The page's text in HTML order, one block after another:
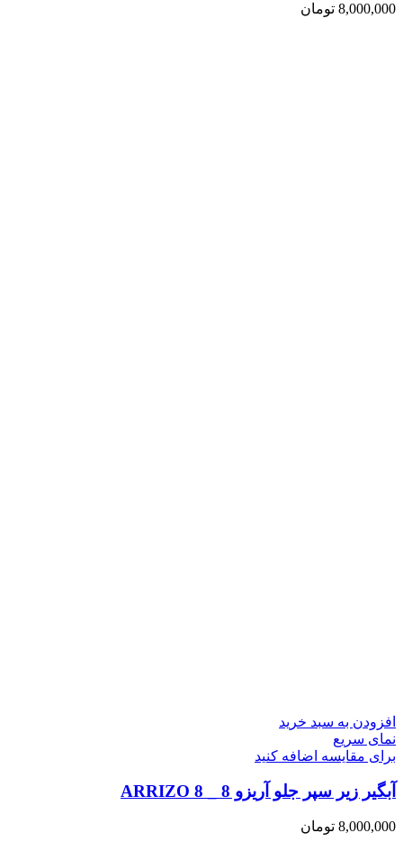
8,000,000 تومان
افزودن به سبد خرید
نمای سریع
برای مقایسه اضافه کنید
آبگیر زیر سپر جلو آریزو 8 _ ARRIZO 8
8,000,000 تومان